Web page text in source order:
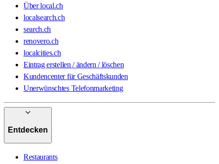
Über local.ch
localsearch.ch
search.ch
renovero.ch
localcities.ch
Eintrag erstellen / ändern / löschen
Kundencenter für Geschäftskunden
Unerwünschtes Telefonmarketing
Entdecken
Restaurants